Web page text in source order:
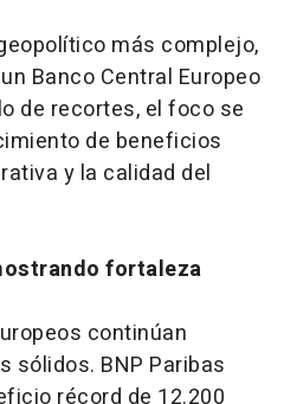
más complejo,
Banco Central Europeo
de recortes, el foco se
de beneficios
y la calidad del
fortaleza
continúan
sólidos. BNP Paribas